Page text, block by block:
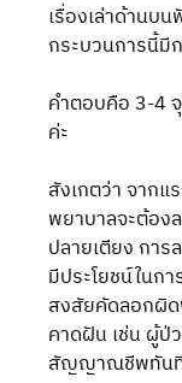
เรื่องเล่าด้านบ
กระบวนการนี้มี
คำตอบคือ 3-4
ค่ะ
สังเกตว่า จาก
พยาบาลจะต้อง
ปลายเตียง การ
มีประโยชน์ในก
สงสัยคัดลอกผิด
คาดฝัน เช่น ผู้ป่
สัญญาณชีพทันที